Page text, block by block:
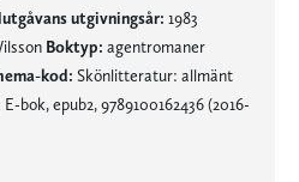
utgivningsår: 1983
Boktyp: agentromaner
kod: Skönlitteratur: allmänt
E-bok, epub2, 9789100162436 (2016-